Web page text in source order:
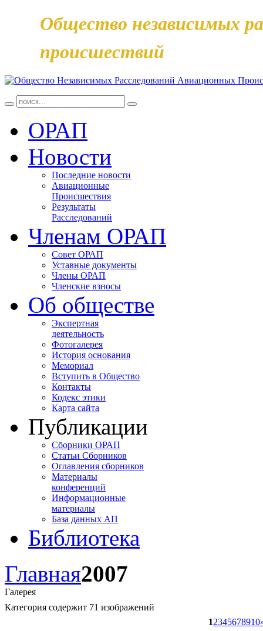
Общество независимых
происшествий
ОРАП
Новости
Последние новости
Авиационные
Происшествия
Результаты
Расследований
Членам ОРАП
Совет ОРАП
Уставные документы
Члены ОРАП
Членские взносы
Об обществе
Экспертная
деятельность
Фотогалерея
История основания
Мемориал
Вступить в Общество
Контакты
Кодекс этики
Карта сайта
Публикации
Сборники ОРАП
Статьи Сборников
Оглавления сборников
Материалы
конференций
Информационные
материалы
База данных АП
Библиотека
Главная2007
Галерея
Категория содержит 71 изображений
12345678910